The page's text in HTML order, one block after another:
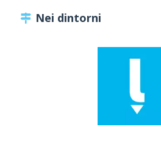
Nei dintorni